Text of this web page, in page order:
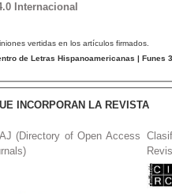
Internacional
vertidas en los artículos firmados.
de Letras Hispanoamericanas | Funes
INCORPORAN LA REVISTA
(Directory of Open Access